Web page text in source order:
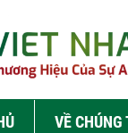
VỀ CHÚNG